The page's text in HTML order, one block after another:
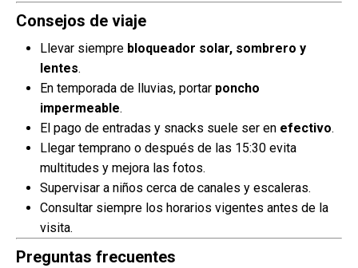
Consejos de viaje
Llevar siempre bloqueador solar, sombrero y
lentes.
En temporada de lluvias, portar poncho
impermeable.
El pago de entradas y snacks suele ser en efectivo.
Llegar temprano o después de las 15:30 evita
multitudes y mejora las fotos.
Supervisar a niños cerca de canales y escaleras.
Consultar siempre los horarios vigentes antes de la
visita.
Preguntas frecuentes